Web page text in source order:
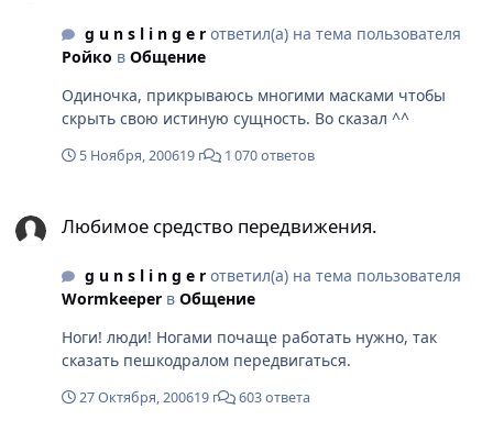
g u n s l i n g e rответил(а) на тема пользователя
Ройко в Общение
Одиночка, прикрываюсь многими масками чтобы
скрыть свою истиную сущность. Во сказал ^^
5 Ноября, 200619 г 1 070 ответов
Любимое средство передвижения.
g u n s l i n g e rответил(а) на тема пользователя
Wormkeeper в Общение
Ноги! люди! Ногами почаще работать нужно, так
сказать пешкодралом передвигаться.
27 Октября, 200619 г 603 ответа